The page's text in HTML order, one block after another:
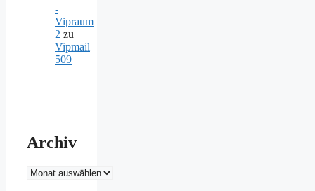
-
Vipraum
2 zu
Vipmail
509
Archiv
Archiv